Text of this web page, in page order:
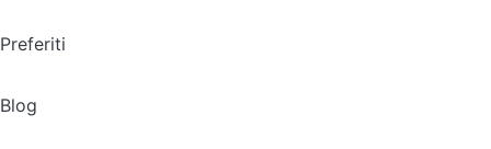
Preferiti
Blog